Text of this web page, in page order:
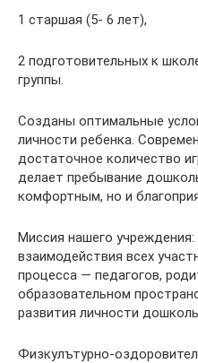
1 старшая (5- 6 лет),
2 подготовительных к
группы.
Созданы оптимальные
личности ребенка.
достаточное количество
делает пребывание
комфортным, но и
Миссия нашего
взаимодействия всех
процесса — педагогов,
образовательном
развития личности
Физкулътурно-